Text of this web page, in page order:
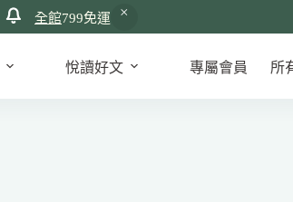
全館799免運
悅讀好文 專屬會員 所